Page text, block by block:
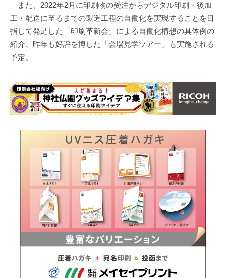
また、2022年2月に印刷物の受注からデジタル印刷・後加
工・配送に至るまでの製造工程の自働化を実現することを目
指して発足した「印刷革新会」による自働化構想の具体例の
紹介、昨年も好評を博した「会場見学ツアー」も実施される
予定。